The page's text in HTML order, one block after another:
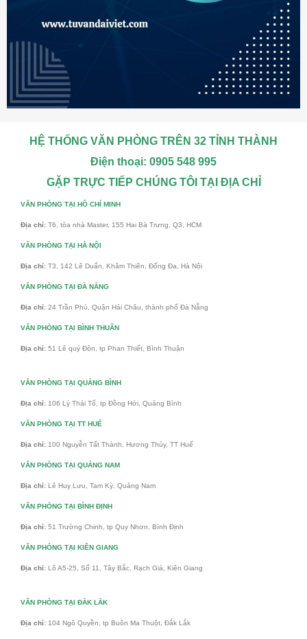
HỆ THỐNG VĂN PHÒNG TRÊN 32 TỈNH THÀNH
Điện thoại: 0905 548 995
GẶP TRỰC TIẾP CHÚNG TÔI TẠI ĐỊA CHỈ
VĂN PHÒNG TẠI HỒ CHÍ MINH
Địa chỉ: T6, tòa nhà Master, 155 Hai Bà Trưng, Q3, HCM
VĂN PHÒNG TẠI HÀ NỘI
Địa chỉ: T3, 142 Lê Duẩn, Khâm Thiên, Đống Đa, Hà Nội
VĂN PHÒNG TẠI ĐÀ NẴNG
Địa chỉ: 24 Trần Phú, Quận Hải Châu, thành phố Đà Nẵng
VĂN PHÒNG TẠI BÌNH THUÂN
Địa chỉ: 51 Lê quý Đôn, tp Phan Thiết, Bình Thuận
VĂN PHÒNG TẠI QUẢNG BÌNH
Địa chỉ: 106 Lý Thái Tổ, tp Đồng Hới, Quảng Bình
VĂN PHÒNG TẠI TT HUẾ
Địa chỉ: 100 Nguyễn Tất Thành, Hương Thủy, TT Huế
VĂN PHÒNG TẠI QUẢNG NAM
Địa chỉ: Lê Huy Lưu, Tam Kỳ, Quảng Nam
VĂN PHÒNG TẠI BÌNH ĐỊNH
Địa chỉ: 51 Trường Chinh, tp Quy Nhơn, Bình Định
VĂN PHÒNG TẠI KIÊN GIANG
Địa chỉ: Lô A5-25, Số 11, Tây Bắc, Rạch Giá, Kiên Giang
VĂN PHÒNG TẠI ĐẮK LẮK
Địa chỉ: 104 Ngô Quyền, tp Buôn Ma Thuột, Đắk Lắk